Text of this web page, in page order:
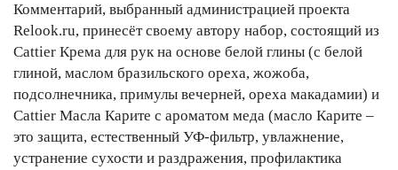
Комментарий, выбранный администрацией проекта
Relook.ru, принесёт своему автору набор, состоящий из
Cattier Крема для рук на основе белой глины (с белой
глиной, маслом бразильского ореха, жожоба,
подсолнечника, примулы вечерней, ореха макадамии) и
Cattier Масла Карите с ароматом меда (масло Карите –
это защита, естественный УФ-фильтр, увлажнение,
устранение сухости и раздражения, профилактика